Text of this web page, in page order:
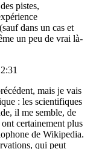
pistes,
dans un cas et
un peu de vrai là-
mais je vais
: les scientifiques
il me semble, de
certainement plus
de Wikipedia.
qui peut